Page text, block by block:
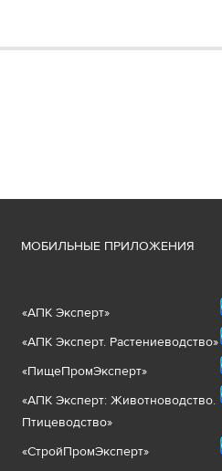
МОБИЛЬНЫЕ ПРИЛОЖЕНИЯ
«АПК Эксперт»
«АПК Эксперт. Растениеводство»
«ПищеПромЭксперт»
«АПК Эксперт: Животноводство.
Птицеводство»
«СтройПромЭксперт»